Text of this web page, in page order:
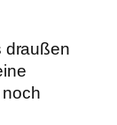
draußen